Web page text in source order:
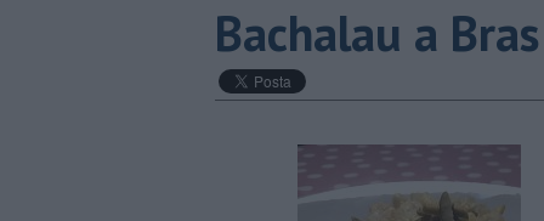
Bachalau a Bras